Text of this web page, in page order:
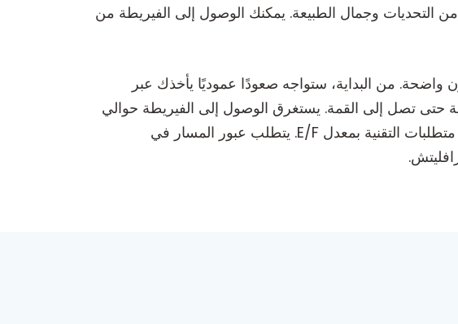
وجمال الطبيعة. يمكنك الوصول إلى الفيريطة من
واضحة. من البداية، ستواجه صعودًا عموديًا يأخذك عبر
حتى تصل إلى القمة. يستغرق الوصول إلى الفيريطة حوالي
5 دقائق من المشي، بينما يبلغ طول المسار 260 مترًا مع فرق ارتفاع يبلغ 150 مترًا. تم تقييم متطلبات التقنية بمعدل E/F. يتطلب عبور المسار في